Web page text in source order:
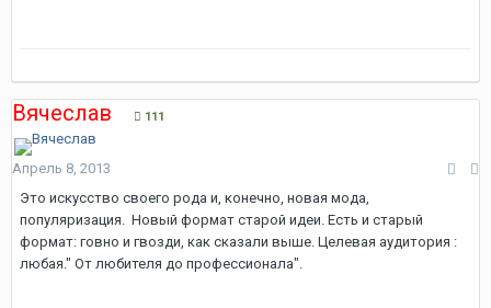
Вячеслав 111
Апрель 8, 2013
Это искусство своего рода и, конечно, новая мода,
популяризация. Новый формат старой идеи. Есть и старый
формат: говно и гвозди, как сказали выше. Целевая аудитория :
любая." От любителя до профессионала".